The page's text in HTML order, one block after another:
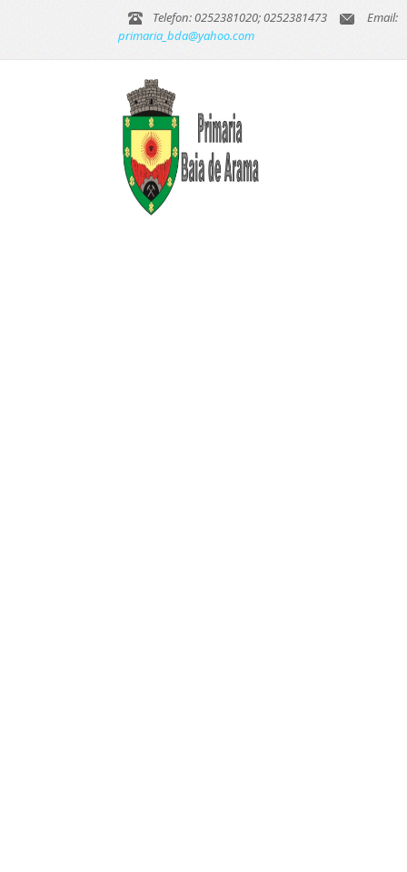
Telefon: 0252381020; 0252381473
Email:
primaria_bda@yahoo.com